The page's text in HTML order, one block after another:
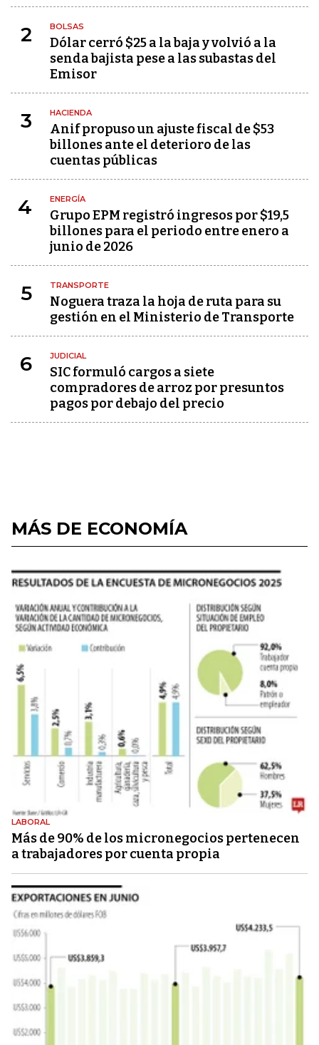
2 BOLSAS
Dólar cerró $25 a la baja y volvió a la
senda bajista pese a las subastas del
Emisor
3 HACIENDA
Anif propuso un ajuste fiscal de $53
billones ante el deterioro de las
cuentas públicas
4 ENERGÍA
Grupo EPM registró ingresos por $19,5
billones para el periodo entre enero a
junio de 2026
5 TRANSPORTE
Noguera traza la hoja de ruta para su
gestión en el Ministerio de Transporte
6 JUDICIAL
SIC formuló cargos a siete
compradores de arroz por presuntos
pagos por debajo del precio
MÁS DE ECONOMÍA
LABORAL
Más de 90% de los micronegocios pertenecen
a trabajadores por cuenta propia